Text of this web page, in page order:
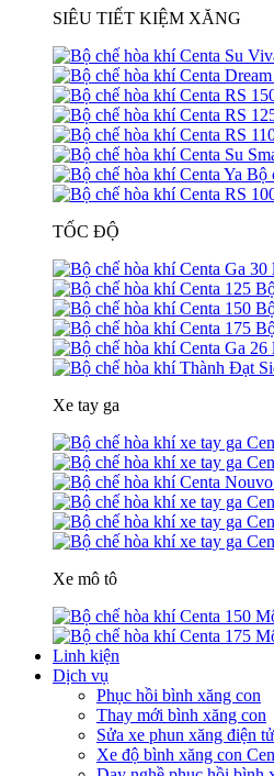
SIÊU TIẾT KIỆM XĂNG
Bộ
TỐC ĐỘ
Xe tay ga
Xe mô tô
Linh kiện
Dịch vụ
Phục hồi bình xăng con
Thay mới bình xăng con
Sửa xe phun xăng điện tử
Xe độ bình xăng con